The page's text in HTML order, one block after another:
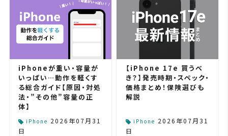
iPhoneが重い・容量が
いっぱい…動作を軽くす
る総合ガイド【原因・対処
法・”その他”容量の正
体】
iPhone 2026年07月31
日
【iPhone 17e 買うべ
き？】発売時期・スペック・
価格まとめ！保険選びも
解説
iPhone 2026年07月31
日